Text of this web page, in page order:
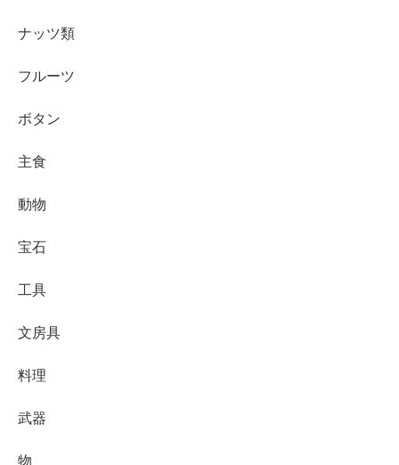
ナッツ類
フルーツ
ボタン
主食
動物
宝石
工具
文房具
料理
武器
物